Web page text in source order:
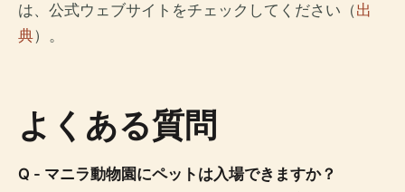
は、公式ウェブサイトをチェックしてください（出
典）。
よくある質問
Q - マニラ動物園にペットは入場できますか？